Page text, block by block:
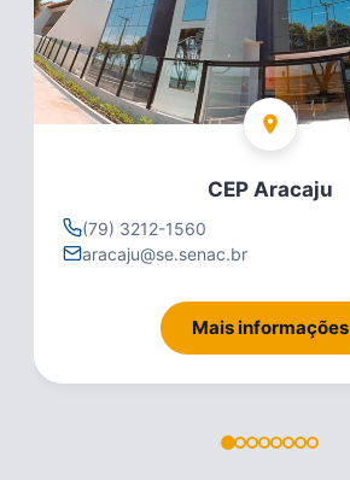
CEP Aracaju
(79) 3212-1560
aracaju@se.senac.br
Mais informações